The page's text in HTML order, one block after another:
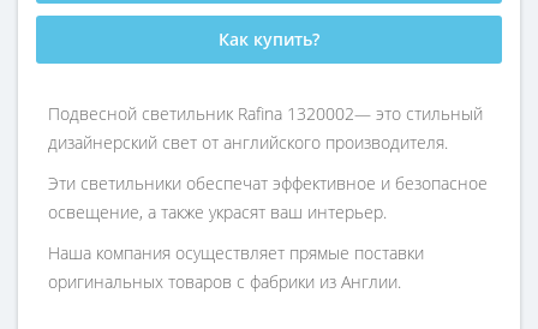
Как купить?
Подвесной светильник Rafina 1320002— это стильный
дизайнерский свет от английского производителя.
Эти светильники обеспечат эффективное и безопасное
освещение, а также украсят ваш интерьер.
Наша компания осуществляет прямые поставки
оригинальных товаров с фабрики из Англии.